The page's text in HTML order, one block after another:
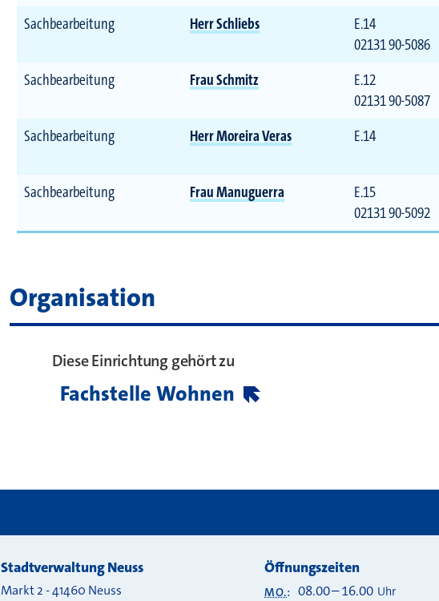
Sachbearbeitung
Herr Schliebs
E.14
02131 90-5086
Sachbearbeitung
Frau Schmitz
E.12
02131 90-5087
Sachbearbeitung
Herr Moreira Veras E.14
Sachbearbeitung Frau Manuguerra
E.15
02131 90-5092
Organisation
Diese Einrichtung gehört zu
Fachstelle Wohnen
Stadtverwaltung Neuss
Markt 2-41460 Neuss
Öffnungszeiten
MO.: 08.00–16.00 Uhr